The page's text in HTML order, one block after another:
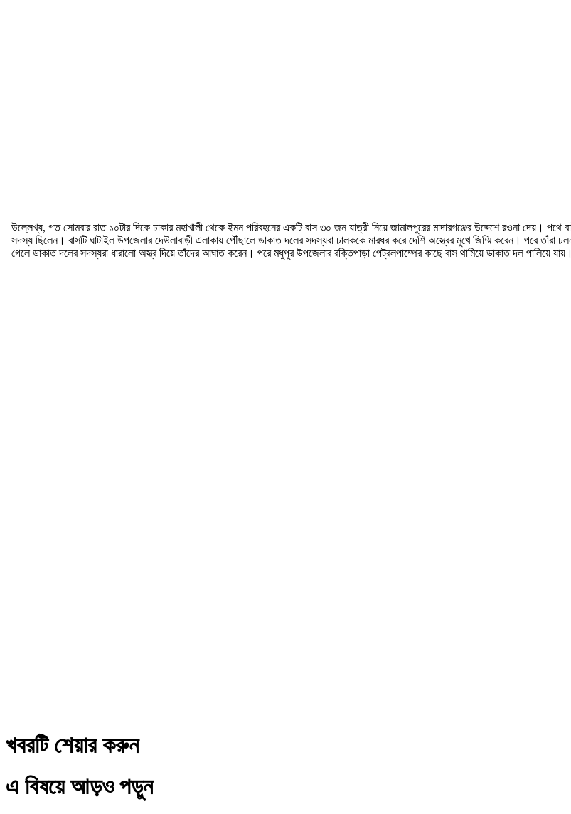
উল্লেখ্য, গত সোমবার রাত ১০টার দিকে ঢাকার মহাখালী থেকে ইমন পরিবহনের একটি বাস ৩০ জন যাত্রী নিয়ে জামালপুরের মাদারগঞ্জের উদ্দেশে রওনা
সদস্য ছিলেন। বাসটি ঘাটাইল উপজেলার দেউলাবাড়ী এলাকায় পৌঁছালে ডাকাত দলের সদস্যরা চালককে মারধর করে দেশি অস্ত্রের মুখে জিম্মি করেন। পরে তাঁরা
গেলে ডাকাত দলের সদস্যরা ধারালো অস্ত্র দিয়ে তাঁদের আঘাত করেন। পরে মধুপুর উপজেলার রক্তিপাড়া পেট্রলপাম্পের কাছে বাস থামিয়ে ডাকাত দল পালিয়ে যায়।
খবরটি শেয়ার করুন
এ বিষয়ে আড়ও পড়ুন